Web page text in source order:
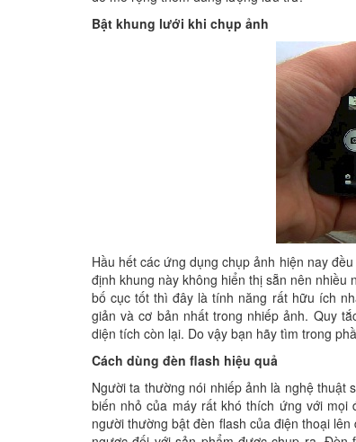
Bật khung lưới khi chụp ảnh
Hầu hết các ứng dụng chụp ảnh hiện nay
định khung này không hiển thị sẵn nên
bố cục tốt thì đây là tính năng rất hữu ích
giản và cơ bản nhất trong nhiếp ảnh. Quy
diện tích còn lại. Do vậy bạn hãy tìm trong
Cách dùng đèn flash hiệu quả
Người ta thường nói nhiếp ảnh là nghệ thuật
biến nhỏ của máy rất khó thích ứng với
người thường bật đèn flash của điện thoại